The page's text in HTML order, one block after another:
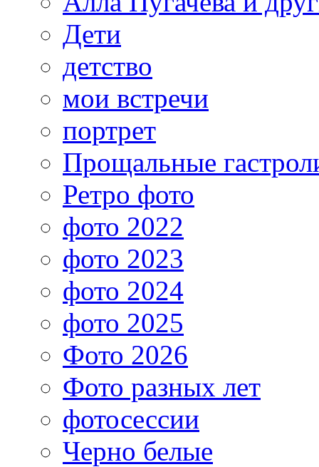
Дети
детство
мои встречи
портрет
Прощальные
Ретро фото
фото 2022
фото 2023
фото 2024
фото 2025
Фото 2026
Фото разных лет
фотосессии
Черно белые